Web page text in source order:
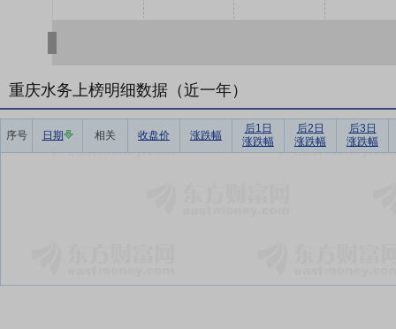
重庆水务上榜明细数据（近一年）
序号 日期 相关 收盘价 涨跌幅
后1日
涨跌幅
后2日
涨跌幅
后3日
涨跌幅